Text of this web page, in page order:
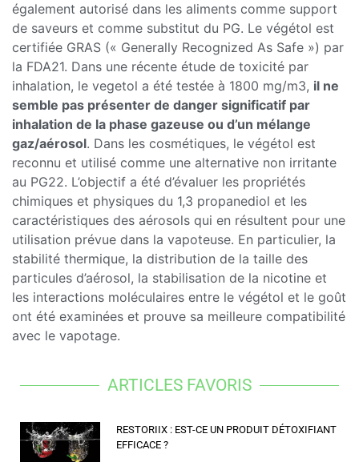
également autorisé dans les aliments comme support
de saveurs et comme substitut du PG. Le végétol est
certifiée GRAS (« Generally Recognized As Safe ») par
la FDA21. Dans une récente étude de toxicité par
inhalation, le vegetol a été testée à 1800 mg/m3, il ne
semble pas présenter de danger significatif par
inhalation de la phase gazeuse ou d’un mélange
gaz/aérosol. Dans les cosmétiques, le végétol est
reconnu et utilisé comme une alternative non irritante
au PG22. L’objectif a été d’évaluer les propriétés
chimiques et physiques du 1,3 propanediol et les
caractéristiques des aérosols qui en résultent pour une
utilisation prévue dans la vapoteuse. En particulier, la
stabilité thermique, la distribution de la taille des
particules d’aérosol, la stabilisation de la nicotine et
les interactions moléculaires entre le végétol et le goût
ont été examinées et prouve sa meilleure compatibilité
avec le vapotage.
ARTICLES FAVORIS
RESTORIIX : EST-CE UN PRODUIT DÉTOXIFIANT
EFFICACE ?